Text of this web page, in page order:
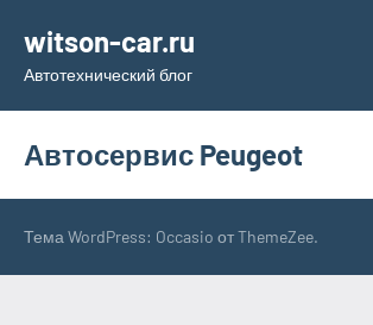
содержимому
witson-car.ru
Автотехнический блог
Автосервис Peugeot
Тема WordPress: Occasio от ThemeZee.